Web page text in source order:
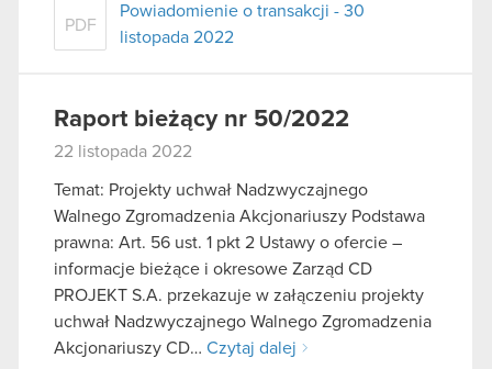
PDF
Powiadomienie o transakcji - 30
listopada 2022
Raport bieżący nr 50/2022
22 listopada 2022
Temat: Projekty uchwał Nadzwyczajnego
Walnego Zgromadzenia Akcjonariuszy Podstawa
prawna: Art. 56 ust. 1 pkt 2 Ustawy o ofercie –
informacje bieżące i okresowe Zarząd CD
PROJEKT S.A. przekazuje w załączeniu projekty
uchwał Nadzwyczajnego Walnego Zgromadzenia
Akcjonariuszy CD… Czytaj dalej